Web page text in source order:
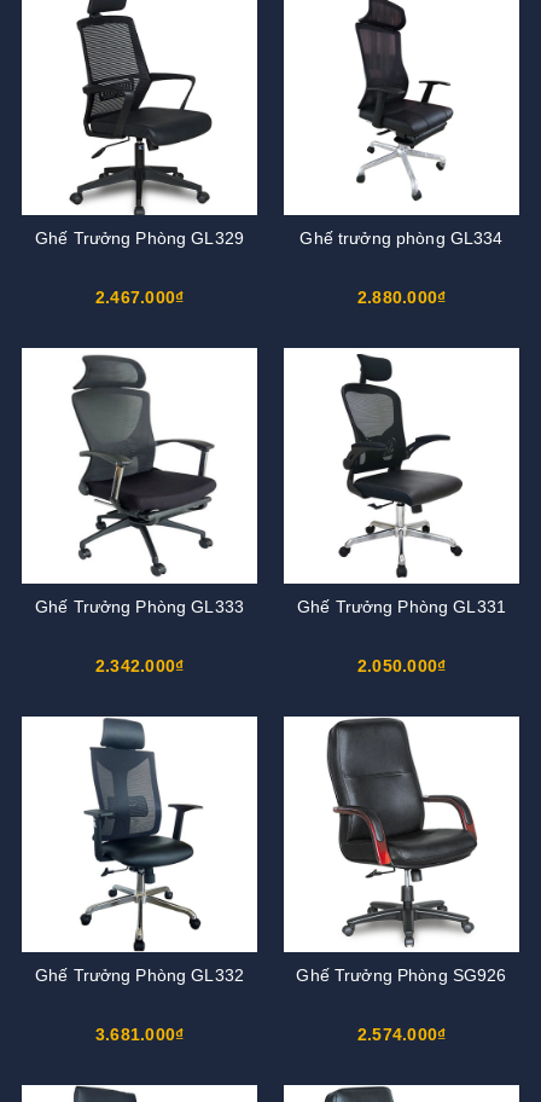
Ghế Trưởng Phòng GL329
2.467.000₫
Ghế trưởng phòng GL334
2.880.000₫
Ghế Trưởng Phòng GL333
2.342.000₫
Ghế Trưởng Phòng GL331
2.050.000₫
Ghế Trưởng Phòng GL332
3.681.000₫
Ghế Trưởng Phòng SG926
2.574.000₫